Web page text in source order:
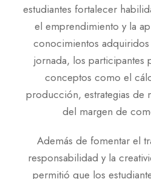
estudiantes fortalecer
el emprendimiento y la
conocimientos
jornada, los participantes
conceptos como el
producción, estrategias de
del margen de
Además de fomentar el
responsabilidad y la
permitió que los